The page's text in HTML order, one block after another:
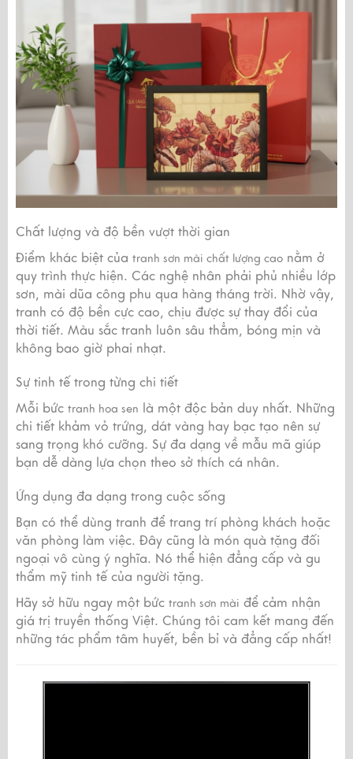
Chất lượng và độ bền vượt thời gian
Điểm khác biệt của tranh sơn mài chất lượng cao nằm ở
quy trình thực hiện. Các nghệ nhân phải phủ nhiều lớp
sơn, mài dũa công phu qua hàng tháng trời. Nhờ vậy,
tranh có độ bền cực cao, chịu được sự thay đổi của
thời tiết. Màu sắc tranh luôn sâu thẳm, bóng mịn và
không bao giờ phai nhạt.
Sự tinh tế trong từng chi tiết
Mỗi bức tranh hoa sen là một độc bản duy nhất. Những
chi tiết khảm vỏ trứng, dát vàng hay bạc tạo nên sự
sang trọng khó cưỡng. Sự đa dạng về mẫu mã giúp
bạn dễ dàng lựa chọn theo sở thích cá nhân.
Ứng dụng đa dạng trong cuộc sống
Bạn có thể dùng tranh để trang trí phòng khách hoặc
văn phòng làm việc. Đây cũng là món quà tặng đối
ngoại vô cùng ý nghĩa. Nó thể hiện đẳng cấp và gu
thẩm mỹ tinh tế của người tặng.
Hãy sở hữu ngay một bức tranh sơn mài để cảm nhận
giá trị truyền thống Việt. Chúng tôi cam kết mang đến
những tác phẩm tâm huyết, bền bỉ và đẳng cấp nhất!